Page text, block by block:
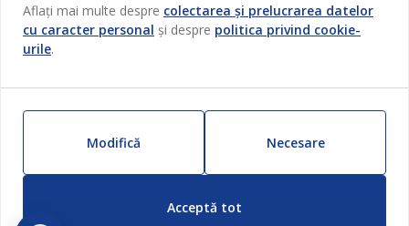
Pentru casă
Outlet
Produse noi
ZILNIC PREȚ MIC
Politica de confidentialitate
Card cadou
Livrare
Reclamații
Inspirație
Telefon: 060 531 531
E-mail: jysk@jysk.md
Aflați mai multe despre colectarea și prelucrarea datelor
cu caracter personal și despre politica privind cookie-
urile.
Modifică Necesare
Acceptă tot